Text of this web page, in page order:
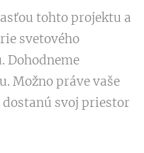
tohto projektu a
svetového
Dohodneme
Možno práve vaše
svoj priestor